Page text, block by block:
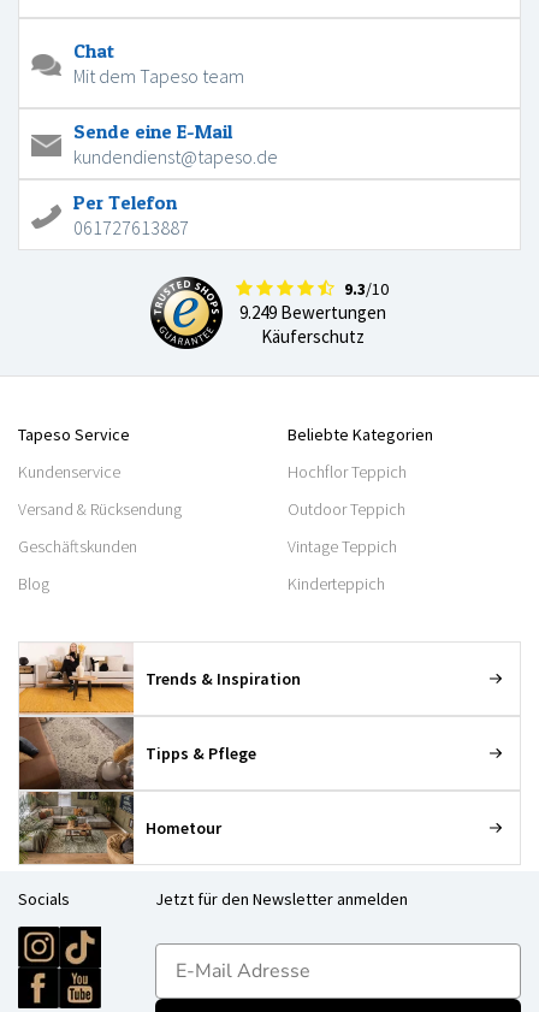
Chat
Mit dem Tapeso team
Sende eine E-Mail
kundendienst@tapeso.de
Per Telefon
061727613887
9.3/10
9.249 Bewertungen
Käuferschutz
Tapeso Service
Kundenservice
Versand & Rücksendung
Geschäftskunden
Blog
Beliebte Kategorien
Hochflor Teppich
Outdoor Teppich
Vintage Teppich
Kinderteppich
Trends & Inspiration
Tipps & Pflege
Hometour
Socials Jetzt für den Newsletter anmelden
E-mailadres